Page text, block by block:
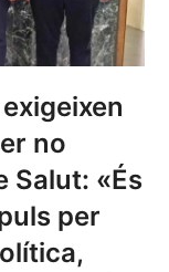
no
Salut: «És
per